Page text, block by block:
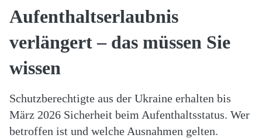
Aufenthaltserlaubnis
verlängert – das müssen Sie
wissen
Schutzberechtigte aus der Ukraine erhalten bis
März 2026 Sicherheit beim Aufenthaltsstatus. Wer
betroffen ist und welche Ausnahmen gelten.